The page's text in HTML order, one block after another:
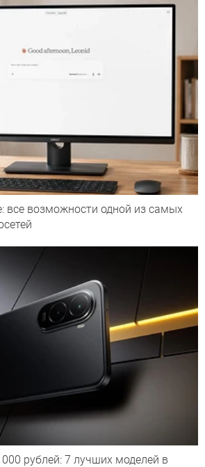
все возможности одной из самых
рублей: 7 лучших моделей в